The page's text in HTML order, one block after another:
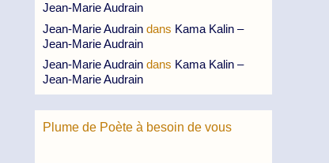
Jean-Marie Audrain
Jean-Marie Audrain dans Kama Kalin –
Jean-Marie Audrain
Jean-Marie Audrain dans Kama Kalin –
Jean-Marie Audrain
Plume de Poète à besoin de vous